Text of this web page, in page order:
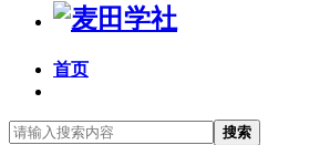
首页
搜索